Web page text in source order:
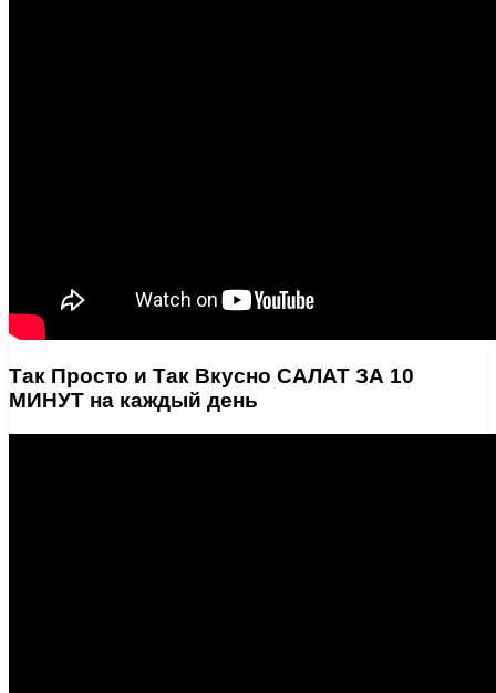
Так Просто и Так Вкусно САЛАТ ЗА 10
МИНУТ на каждый день